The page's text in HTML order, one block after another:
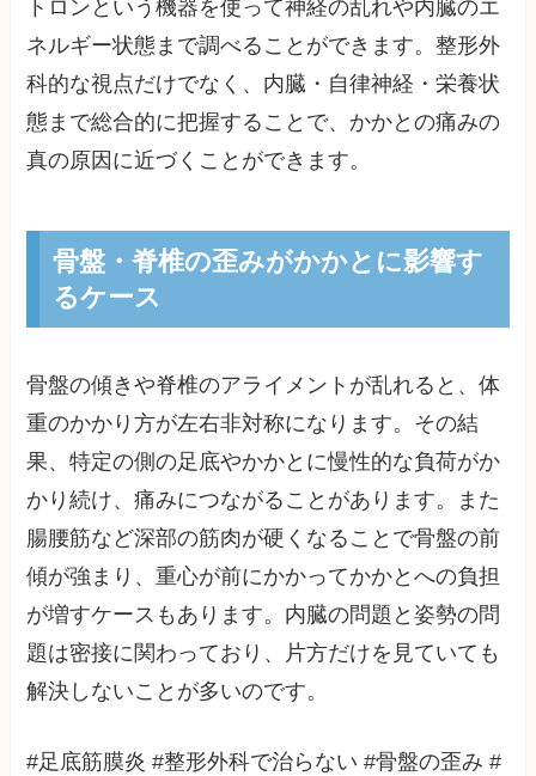
トロンという機器を使って神経の乱れや内臓のエ
ネルギー状態まで調べることができます。整形外
科的な視点だけでなく、内臓・自律神経・栄養状
態まで総合的に把握することで、かかとの痛みの
真の原因に近づくことができます。
骨盤・脊椎の歪みがかかとに影響す
るケース
骨盤の傾きや脊椎のアライメントが乱れると、体
重のかかり方が左右非対称になります。その結
果、特定の側の足底やかかとに慢性的な負荷がか
かり続け、痛みにつながることがあります。また
腸腰筋など深部の筋肉が硬くなることで骨盤の前
傾が強まり、重心が前にかかってかかとへの負担
が増すケースもあります。内臓の問題と姿勢の問
題は密接に関わっており、片方だけを見ていても
解決しないことが多いのです。
#足底筋膜炎 #整形外科で治らない #骨盤の歪み #